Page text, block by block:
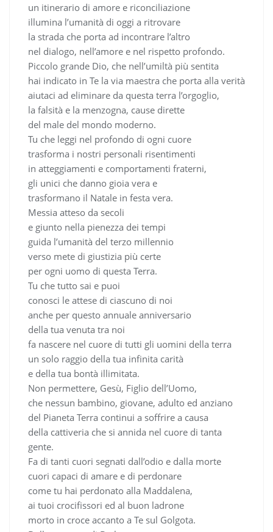
un itinerario di amore e riconciliazione
illumina l’umanità di oggi a ritrovare
la strada che porta ad incontrare l’altro
nel dialogo, nell’amore e nel rispetto profondo.
Piccolo grande Dio, che nell’umiltà più sentita
hai indicato in Te la via maestra che porta alla verità
aiutaci ad eliminare da questa terra l’orgoglio,
la falsità e la menzogna, cause dirette
del male del mondo moderno.
Tu che leggi nel profondo di ogni cuore
trasforma i nostri personali risentimenti
in atteggiamenti e comportamenti fraterni,
gli unici che danno gioia vera e
trasformano il Natale in festa vera.
Messia atteso da secoli
e giunto nella pienezza dei tempi
guida l’umanità del terzo millennio
verso mete di giustizia più certe
per ogni uomo di questa Terra.
Tu che tutto sai e puoi
conosci le attese di ciascuno di noi
anche per questo annuale anniversario
della tua venuta tra noi
fa nascere nel cuore di tutti gli uomini della terra
un solo raggio della tua infinita carità
e della tua bontà illimitata.
Non permettere, Gesù, Figlio dell’Uomo,
che nessun bambino, giovane, adulto ed anziano
del Pianeta Terra continui a soffrire a causa
della cattiveria che si annida nel cuore di tanta
gente.
Fa di tanti cuori segnati dall’odio e dalla morte
cuori capaci di amare e di perdonare
come tu hai perdonato alla Maddalena,
ai tuoi crocifissori ed al buon ladrone
morto in croce accanto a Te sul Golgota.